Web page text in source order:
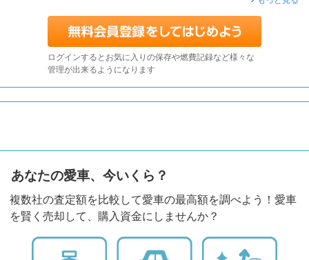
ログインするとお気に入りの保存や燃費記録など様々な
管理が出来るようになります
あなたの愛車、今いくら？
複数社の査定額を比較して愛車の最高額を調べよう！愛車
を賢く売却して、購入資金にしませんか？